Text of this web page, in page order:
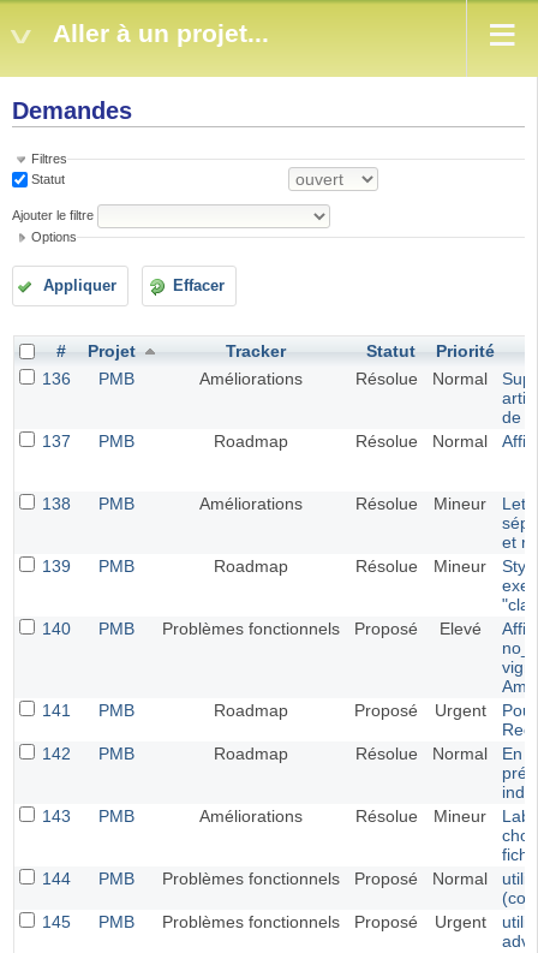
Aller à un projet...
Demandes
Filtres
Statut
Ajouter le filtre
Options
Appliquer Effacer
# Projet Tracker Statut
Priorité
136
PMB Améliorations Résolue Normal
de
137
PMB Roadmap Résolue Normal
138 PMB Améliorations Résolue Mineur
et
139
PMB Roadmap Résolue Mineur
140
PMB Problèmes fonctionnels Proposé Elevé
141
PMB Roadmap Proposé Urgent
142
PMB Roadmap Résolue Normal
En
143
PMB Améliorations Résolue Mineur
144
PMB Problèmes fonctionnels Proposé Normal
145
PMB Problèmes fonctionnels Proposé Urgent